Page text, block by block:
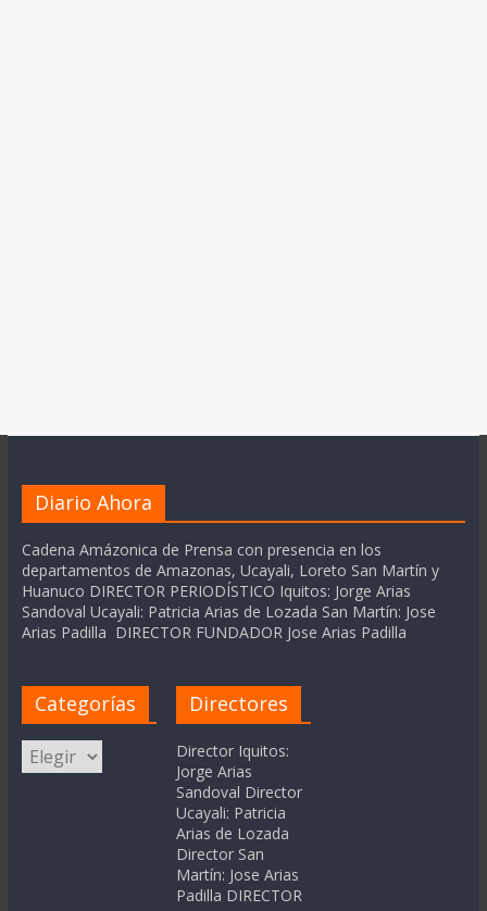
Diario Ahora
Cadena Amázonica de Prensa con presencia en los
departamentos de Amazonas, Ucayali, Loreto San Martín y
Huanuco DIRECTOR PERIODÍSTICO Iquitos: Jorge Arias
Sandoval Ucayali: Patricia Arias de Lozada San Martín: Jose
Arias Padilla DIRECTOR FUNDADOR Jose Arias Padilla
Categorías
Categorías
Directores
Director Iquitos:
Jorge Arias
Sandoval Director
Ucayali: Patricia
Arias de Lozada
Director San
Martín: Jose Arias
Padilla DIRECTOR